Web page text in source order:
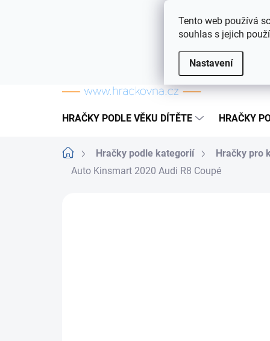
Tento web používá
souhlas s jejich
Nastavení
Často kladené otázky
HRAČKY PODLE VĚKU DÍTĚTE HRAČKY
DomůHračky podle kategorií Hračky pro
Auto Kinsmart 2020 Audi R8 Coupé